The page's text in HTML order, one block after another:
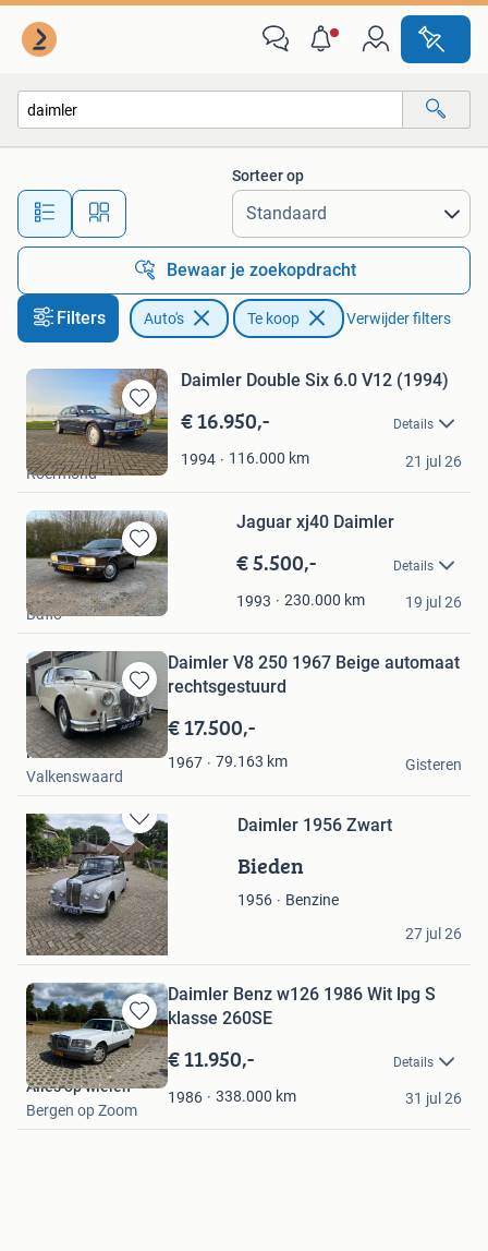
Alle afstanden…
Sorteer op
Bewaar je zoekopdracht
Filters Auto's Te koop Verwijder filters
Bewaren
in
Mijn
Favorieten
Daimler Double Six 6.0 V12 (1994)
€ 16.950,- Details
1994 116.000 km
Deen
Roermond
21 jul 26
Bewaren
in
Mijn
Favorieten
Jaguar xj40 Daimler
€ 5.500,- Details
1993 230.000 km
Thijs-Jan
Baflo
19 jul 26
Bewaren
in
Mijn
Favorieten
Daimler V8 250 1967 Beige automaat
rechtsgestuurd
€ 17.500,-
1967 79.163 km
Rene Jansen
Valkenswaard
Gisteren
Bewaren
in
Mijn
Favorieten
Daimler 1956 Zwart
Bieden
1956
Benzine
Ep van Loenen
Putten
27 jul 26
Bewaren
in
Mijn
Favorieten
Daimler Benz w126 1986 Wit lpg S
klasse 260SE
€ 11.950,- Details
1986 338.000 km
Alles op wielen
Bergen op Zoom
31 jul 26